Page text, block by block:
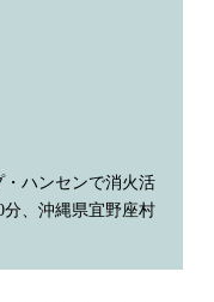
・ハンセンで消火活
、沖縄県宜野座村